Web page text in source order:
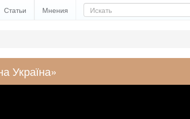
Статьи Мнения
Україна»